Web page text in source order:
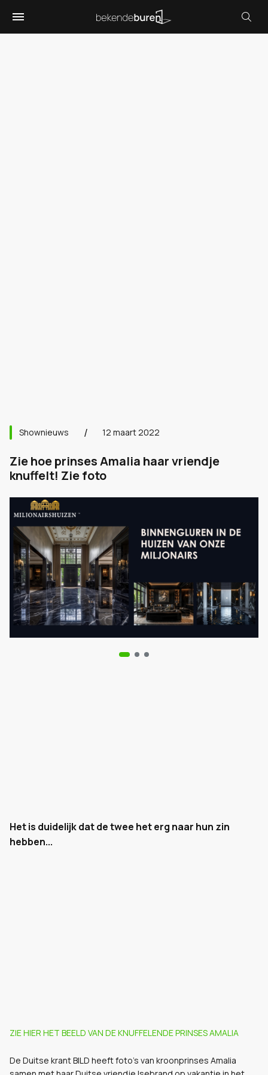
Shownieuws 12 maart 2022
Zie hoe prinses Amalia haar vriendje
knuffelt! Zie foto
Het is duidelijk dat de twee het erg naar hun zin
hebben...
ZIE HIER HET BEELD VAN DE KNUFFELENDE PRINSES AMALIA
De Duitse krant BILD heeft foto’s van kroonprinses Amalia